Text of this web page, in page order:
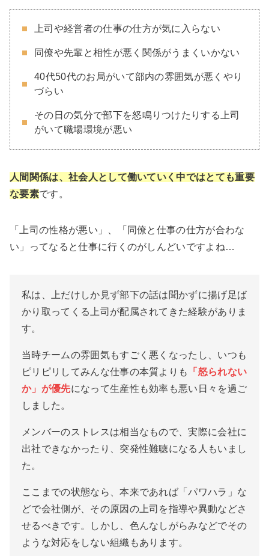
上司や経営者の仕事の仕方が気に入らない
同僚や先輩と相性が悪く関係がうまくいかない
40代50代のお局がいて部内の雰囲気が悪くやり
づらい
その日の気分で部下を怒鳴りつけたりする上司
がいて職場環境が悪い
人間関係は、社会人として働いていく中ではとても重要
な要素です。
「上司の性格が悪い」、「同僚と仕事の仕方が合わな
い」ってなると仕事に行くのがしんどいですよね…
私は、上だけしか見ず部下の話は聞かずに揚げ足ば
かり取ってくる上司が配属されてきた経験がありま
す。
当時チームの雰囲気もすごく悪くなったし、いつも
ピリピリしてみんな仕事の本質よりも
「怒られない
か」が優先になって生産性も効率も悪い日々を過ご
しました。
メンバーのストレスは相当なもので、実際に会社に
出社できなかったり、突発性難聴になる人もいまし
た。
ここまでの状態なら、本来であれば「パワハラ」な
どで会社側が、その原因の上司を指導や異動などさ
せるべきです。しかし、色んなしがらみなどでその
ような対応をしない組織もあります。